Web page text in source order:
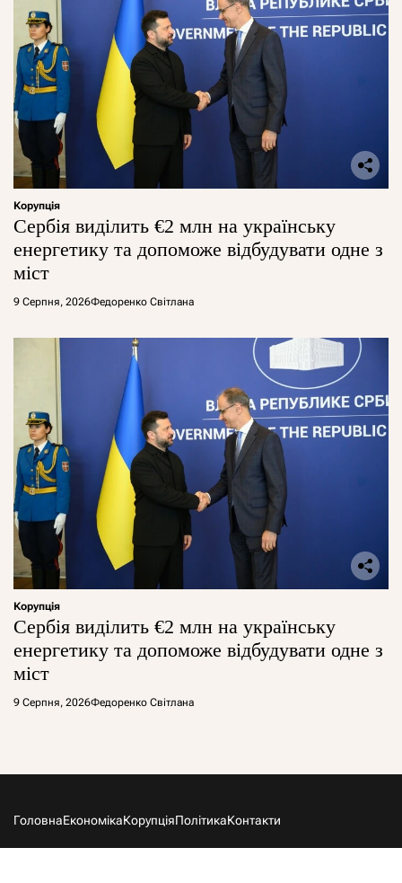
Корупція
Сербія виділить €2 млн на українську
енергетику та допоможе відбудувати одне з
міст
9 Серпня, 2026Федоренко Світлана
Корупція
Сербія виділить €2 млн на українську
енергетику та допоможе відбудувати одне з
міст
9 Серпня, 2026Федоренко Світлана
ГоловнаЕкономікаКорупціяПолітикаКонтакти